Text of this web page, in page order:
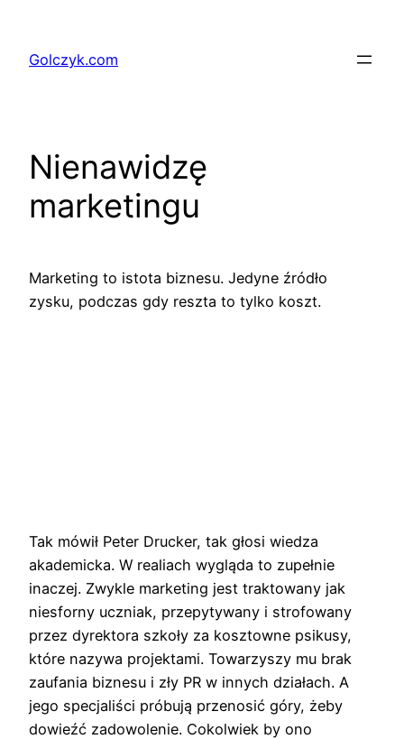
treściGolczyk.com
Nienawidzę
marketingu
Marketing to istota biznesu. Jedyne źródło
zysku, podczas gdy reszta to tylko koszt.
Tak mówił Peter Drucker, tak głosi wiedza
akademicka. W realiach wygląda to zupełnie
inaczej. Zwykle marketing jest traktowany jak
niesforny uczniak, przepytywany i strofowany
przez dyrektora szkoły za kosztowne psikusy,
które nazywa projektami. Towarzyszy mu brak
zaufania biznesu i zły PR w innych działach. A
jego specjaliści próbują przenosić góry, żeby
dowieźć zadowolenie. Cokolwiek by ono